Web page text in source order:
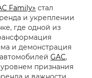
Family» стал
и укреплении
где одной из
и демонстрация
GAC,
признания